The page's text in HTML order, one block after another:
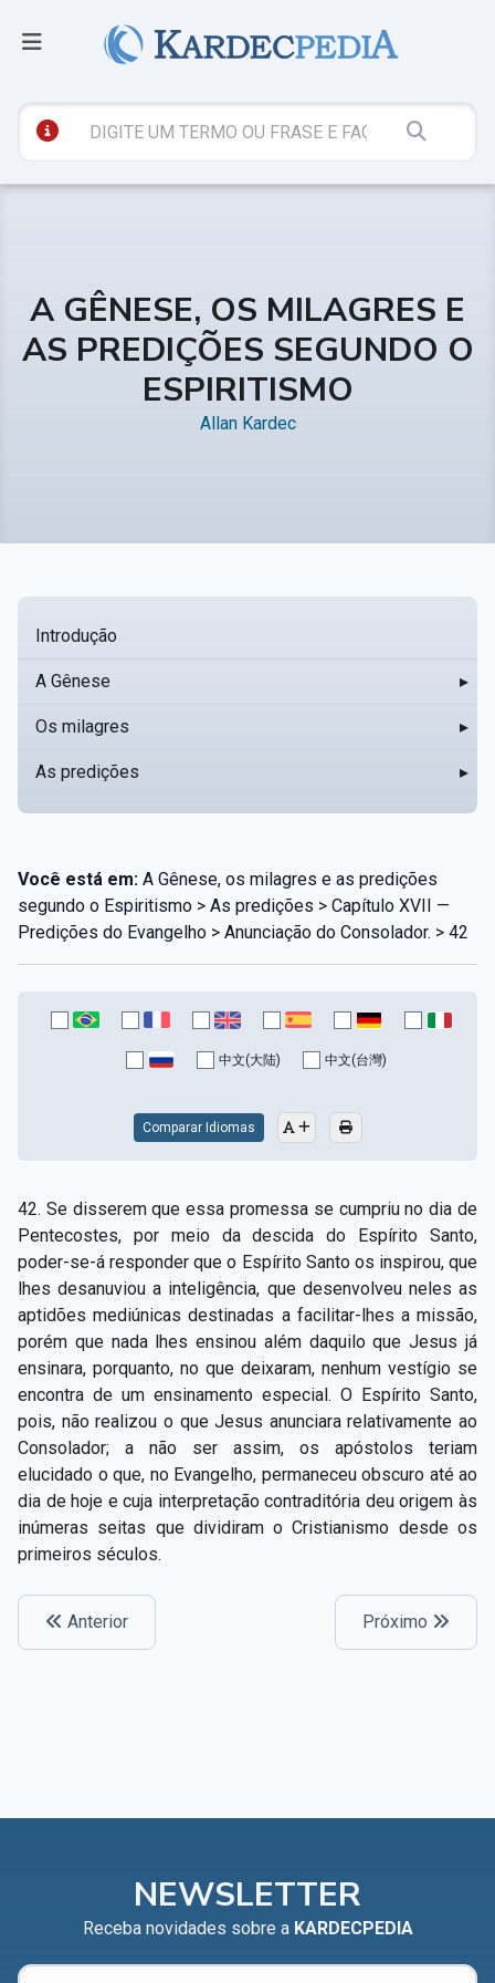
A GÊNESE, OS MILAGRES E
AS PREDIÇÕES SEGUNDO O
ESPIRITISMO
Allan Kardec
Introdução
A Gênese ▸
Os milagres ▸
As predições ▸
Você está em: A Gênese, os milagres e as predições
segundo o Espiritismo > As predições > Capítulo XVII —
Predições do Evangelho > Anunciação do Consolador. > 42
中文(大陆) 中文(台灣)
Comparar Idiomas
42. Se disserem que essa promessa se cumpriu no dia de
Pentecostes, por meio da descida do Espírito Santo,
poder-se-á responder que o Espírito Santo os inspirou, que
lhes desanuviou a inteligência, que desenvolveu neles as
aptidões mediúnicas destinadas a facilitar-lhes a missão,
porém que nada lhes ensinou além daquilo que Jesus já
ensinara, porquanto, no que deixaram, nenhum vestígio se
encontra de um ensinamento especial. O Espírito Santo,
pois, não realizou o que Jesus anunciara relativamente ao
Consolador; a não ser assim, os apóstolos teriam
elucidado o que, no Evangelho, permaneceu obscuro até ao
dia de hoje e cuja interpretação contraditória deu origem às
inúmeras seitas que dividiram o Cristianismo desde os
primeiros séculos.
Anterior Próximo
NEWSLETTER
Receba novidades sobre a KARDECPEDIA